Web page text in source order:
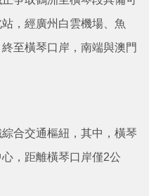
，經廣州白雲機場、魚
至橫琴口岸，南端與澳門
合交通樞紐，其中，橫琴
，距離橫琴口岸僅2公